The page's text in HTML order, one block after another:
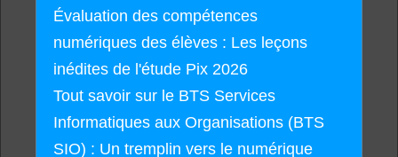
Évaluation des compétences
numériques des élèves : Les leçons
inédites de l'étude Pix 2026
Tout savoir sur le BTS Services
Informatiques aux Organisations (BTS
SIO) : Un tremplin vers le numérique